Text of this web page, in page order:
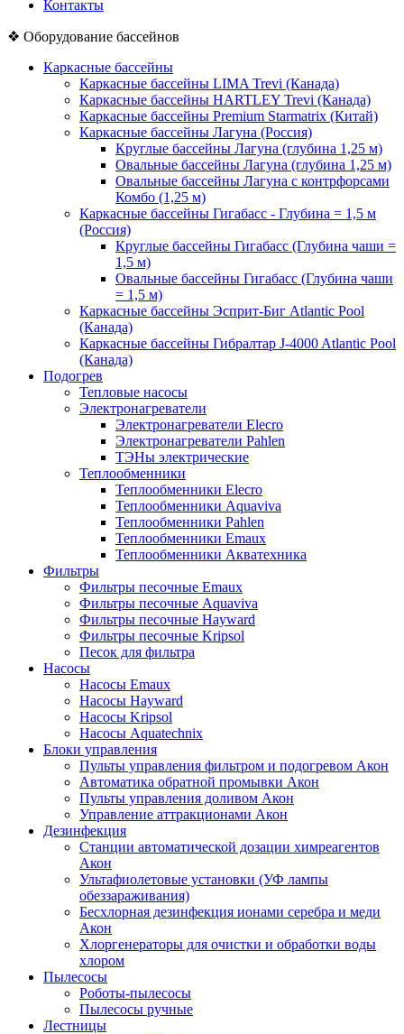
Контакты
❖ Оборудование бассейнов
Каркасные бассейны
Каркасные бассейны LIMA Trevi (Канада)
Каркасные бассейны HARTLEY Trevi (Канада)
Каркасные бассейны Premium Starmatrix (Китай)
Каркасные бассейны Лагуна (Россия)
Круглые бассейны Лагуна (глубина 1,25 м)
Овальные бассейны Лагуна (глубина 1,25 м)
Овальные бассейны Лагуна с контрфорсами
Комбо (1,25 м)
Каркасные бассейны Гигабасс - Глубина = 1,5 м
(Россия)
Круглые бассейны Гигабасс (Глубина чаши =
1,5 м)
Овальные бассейны Гигабасс (Глубина чаши
= 1,5 м)
Каркасные бассейны Эсприт-Биг Atlantic Pool
(Канада)
Каркасные бассейны Гибралтар J-4000 Atlantic Pool
(Канада)
Подогрев
Тепловые насосы
Электронагреватели
Электронагреватели Elecro
Электронагреватели Pahlen
ТЭНы электрические
Теплообменники
Теплообменники Elecro
Теплообменники Aquaviva
Теплообменники Pahlen
Теплообменники Emaux
Теплообменники Акватехника
Фильтры
Фильтры песочные Emaux
Фильтры песочные Aquaviva
Фильтры песочные Hayward
Фильтры песочные Kripsol
Песок для фильтра
Насосы
Насосы Emaux
Насосы Hayward
Насосы Kripsol
Насосы Aquatechnix
Блоки управления
Пульты управления фильтром и подогревом Акон
Автоматика обратной промывки Акон
Пульты управления доливом Акон
Управление аттракционами Акон
Дезинфекция
Станции автоматической дозации химреагентов
Акон
Ультафиолетовые установки (УФ лампы
обеззараживания)
Бесхлорная дезинфекция ионами серебра и меди
Акон
Хлоргенераторы для очистки и обработки воды
хлором
Пылесосы
Роботы-пылесосы
Пылесосы ручные
Лестницы